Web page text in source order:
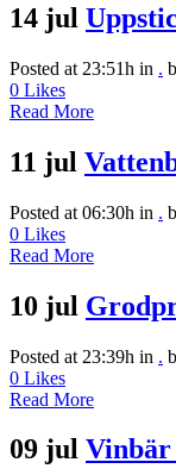
14 jul
Posted at 23:51h in .
0 Likes
Read More
11 jul
Posted at 06:30h in .
0 Likes
Read More
10 jul
Posted at 23:39h in .
0 Likes
Read More
09 jul Vinbär